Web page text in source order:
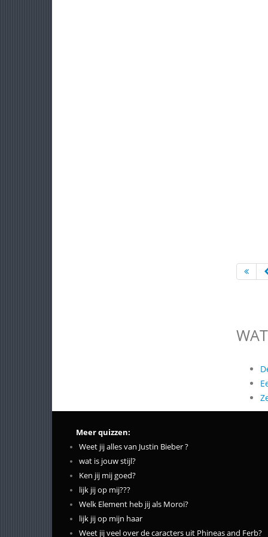
Meer quizzen:
Weet jij alles van Justin Bieber ?
wat is jouw stijl?
Ken jij mij goed?
lijk jij op mij???
Welk Element heb jij als Moroi?
lijk jij op mijn haar
Weet jij veel over de caracters uit Phineas and Ferb?